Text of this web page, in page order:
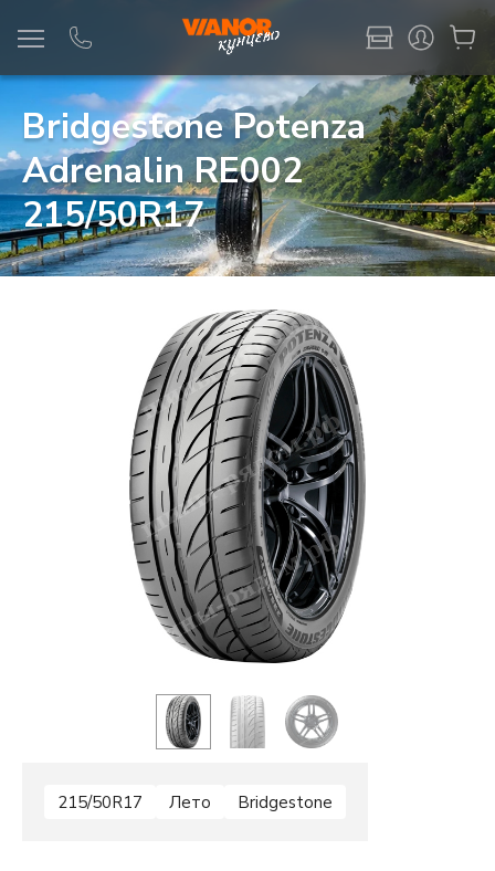
Bridgestone Potenza
Adrenalin RE002
215/50R17
215/50R17 Лето Bridgestone
Информация Фото товара